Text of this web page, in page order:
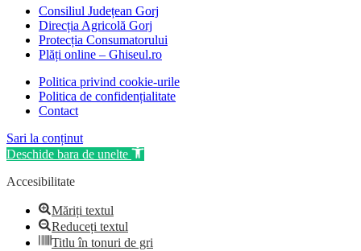
Consiliul Județean Gorj
Direcția Agricolă Gorj
Protecția Consumatorului
Plăți online – Ghiseul.ro
Politica privind cookie-urile
Politica de confidențialitate
Contact
Sari la conținut
Deschide bara de unelte
Accesibilitate
Măriți textul
Reduceți textul
Titlu în tonuri de gri